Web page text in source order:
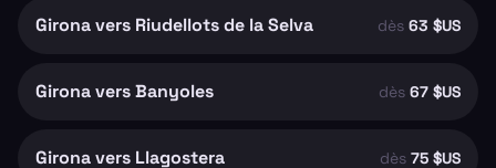
Girona vers Riudellots de la Selva dès 63 $US
Girona vers Banyoles dès 67 $US
Girona vers Llagostera dès 75 $US